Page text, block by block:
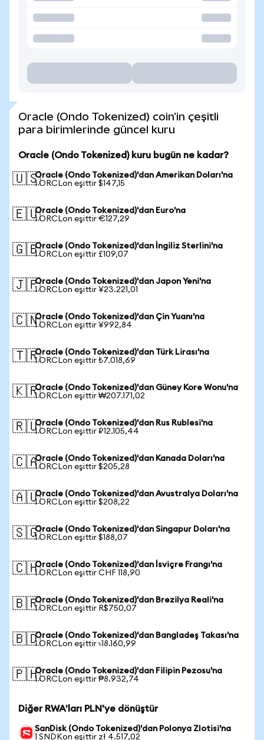
Oracle (Ondo Tokenized) coin'in çeşitli
para birimlerinde güncel kuru
Oracle (Ondo Tokenized) kuru bugün ne kadar?
🇺🇸Oracle (Ondo Tokenized)'dan Amerikan Doları'na
1 ORCLon eşittir $147,15
🇪🇺Oracle (Ondo Tokenized)'dan Euro'na
1 ORCLon eşittir €127,29
🇬🇧Oracle (Ondo Tokenized)'dan İngiliz Sterlini'na
1 ORCLon eşittir £109,07
🇯🇵Oracle (Ondo Tokenized)'dan Japon Yeni'na
1 ORCLon eşittir ¥23.221,01
🇨🇳Oracle (Ondo Tokenized)'dan Çin Yuanı'na
1 ORCLon eşittir ¥992,84
🇹🇷Oracle (Ondo Tokenized)'dan Türk Lirası'na
1 ORCLon eşittir ₺7.018,69
🇰🇷Oracle (Ondo Tokenized)'dan Güney Kore Wonu'na
1 ORCLon eşittir ₩207.171,02
🇷🇺Oracle (Ondo Tokenized)'dan Rus Rublesi'na
1 ORCLon eşittir ₽12.105,44
🇨🇦Oracle (Ondo Tokenized)'dan Kanada Doları'na
1 ORCLon eşittir $205,28
🇦🇺Oracle (Ondo Tokenized)'dan Avustralya Doları'na
1 ORCLon eşittir $208,22
🇸🇬Oracle (Ondo Tokenized)'dan Singapur Doları'na
1 ORCLon eşittir $188,07
🇨🇭Oracle (Ondo Tokenized)'dan İsviçre Frangı'na
1 ORCLon eşittir CHF 118,90
🇧🇷Oracle (Ondo Tokenized)'dan Brezilya Reali'na
1 ORCLon eşittir R$750,07
🇧🇩Oracle (Ondo Tokenized)'dan Bangladeş Takası'na
1 ORCLon eşittir ৳18.160,99
🇵🇭Oracle (Ondo Tokenized)'dan Filipin Pezosu'na
1 ORCLon eşittir ₱8.932,74
Diğer RWA'ları PLN'ye dönüştür
SanDisk (Ondo Tokenized)'dan Polonya Zlotisi'na
1 SNDKon eşittir zł 4.517,02